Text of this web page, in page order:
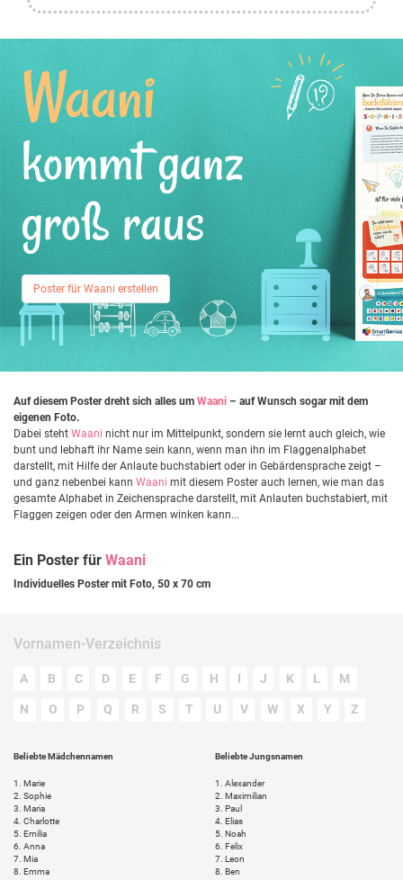
Waani
kommt ganz
groß raus
Poster für Waani erstellen
Auf diesem Poster dreht sich alles um Waani – auf Wunsch sogar mit dem
eigenen Foto.
Dabei steht Waani nicht nur im Mittelpunkt, sondern sie lernt auch gleich, wie
bunt und lebhaft ihr Name sein kann, wenn man ihn im Flaggenalphabet
darstellt, mit Hilfe der Anlaute buchstabiert oder in Gebärdensprache zeigt –
und ganz nebenbei kann Waani mit diesem Poster auch lernen, wie man das
gesamte Alphabet in Zeichensprache darstellt, mit Anlauten buchstabiert, mit
Flaggen zeigen oder den Armen winken kann...
Ein Poster für Waani
Individuelles Poster mit Foto, 50 x 70 cm
Vornamen-Verzeichnis
A B C D E F G H I J K L M
N O P Q R S T U V W X Y Z
Beliebte Mädchennamen
1.
Marie
2. Sophie
3. Maria
4. Charlotte
5. Emilia
6. Anna
7. Mia
8. Emma
Beliebte Jungsnamen
1.
Alexander
2. Maximilian
3. Paul
4. Elias
5. Noah
6. Felix
7. Leon
8. Ben